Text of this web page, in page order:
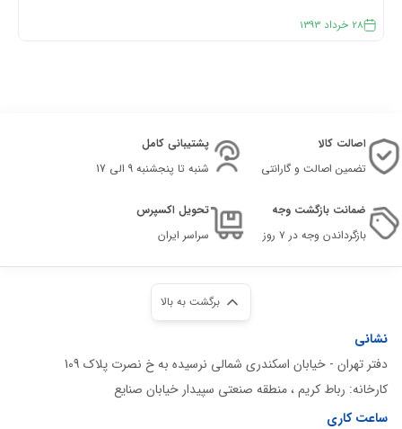
28 خرداد 1393
اصالت کالا
تضمین اصالت و گارانتی
پشتیبانی کامل
شنبه تا پنجشنبه 9 الی 17
ضمانت بازگشت وجه
بازگرداندن وجه در ۷ روز
تحویل اکسپرس
سراسر ایران
برگشت به بالا
نشانی
دفتر تهران - خیابان اسکندری شمالی نرسیده به خ نصرت پلاک 109
کارخانه: رباط کریم ، منطقه صنعتی سپیدار خیابان صنایع
ساعت کاری